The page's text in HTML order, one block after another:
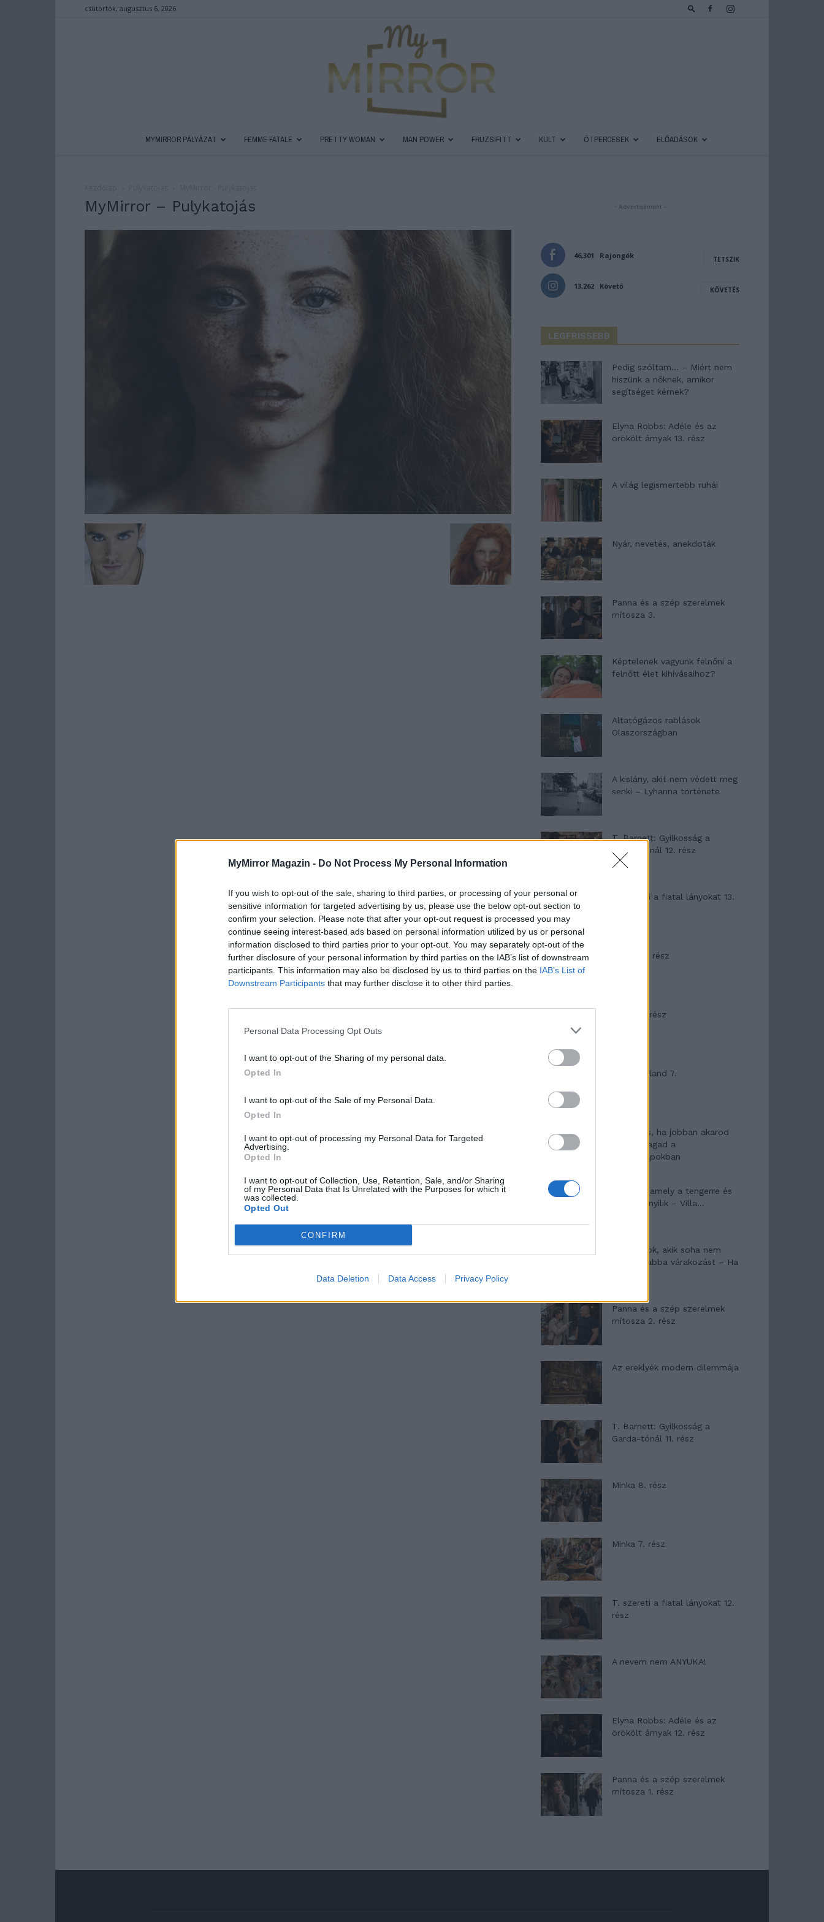
MyMirror Magazin - Do Not Process My Personal Information
If you wish to opt-out of the sale, sharing to third parties, or processing of your personal or
sensitive information for targeted advertising by us, please use the below opt-out section to
confirm your selection. Please note that after your opt-out request is processed you may
continue seeing interest-based ads based on personal information utilized by us or personal
information disclosed to third parties prior to your opt-out. You may separately opt-out of the
further disclosure of your personal information by third parties on the IAB’s list of downstream
participants. This information may also be disclosed by us to third parties on the IAB’s List of
Downstream Participants that may further disclose it to other third parties.
Personal Data Processing Opt Outs
I want to opt-out of the Sharing of my personal data.
Opted In
I want to opt-out of the Sale of my Personal Data.
Opted In
I want to opt-out of processing my Personal Data for Targeted
Advertising.
Opted In
I want to opt-out of Collection, Use, Retention, Sale, and/or Sharing
of my Personal Data that Is Unrelated with the Purposes for which it
was collected.
Opted Out
CONFIRM
Data Deletion Data Access Privacy Policy
csütörtök, augusztus 6, 2026
Magazin
MYMIRROR PÁLYÁZAT FEMME FATALE PRETTY WOMAN MAN POWER FRUZSIFITT KULT ÖTPERCESEK ELŐADÁSOK
MyMirror – Pulykatojás - Advertisement -
46,301 Rajongók TETSZIK
13,262 Követő KÖVETÉS
LEGFRISSEBB
Pedig szóltam… – Miért nem
hiszünk a nőknek, amikor
segítséget kérnek?
Elyna Robbs: Adéle és az
örökölt árnyak 13. rész
A világ legismertebb ruhái
Nyár, nevetés, anekdoták
Panna és a szép szerelmek
mítosza 3.
Képtelenek vagyunk felnőni a
felnőtt élet kihívásaihoz?
Altatógázos rablások
Olaszországban
A kislány, akit nem védett meg
senki – Lyhanna története
T. Barnett: Gyilkosság a
Garda-tónál 12. rész
T. szereti a fiatal lányokat 13.
Minka 10. rész
Minka 9. rész
Máltai kaland 7.
10 tanács, ha jobban akarod
érezni magad a
hétköznapokban
Egy ház, amely a tengerre és
a fényre nyílik – Villa...
A családok, akik soha nem
hagyták abba várakozást – Ha
Panna és a szép szerelmek
mítosza 2. rész
Az ereklyék modern dilemmája
T. Barnett: Gyilkosság a
Garda-tónál 11. rész
Minka 8. rész
Minka 7. rész
T. szereti a fiatal lányokat 12.
rész
A nevem nem ANYUKA!
Elyna Robbs: Adéle és az
örökölt árnyak 12. rész
Panna és a szép szerelmek
mítosza 1. rész